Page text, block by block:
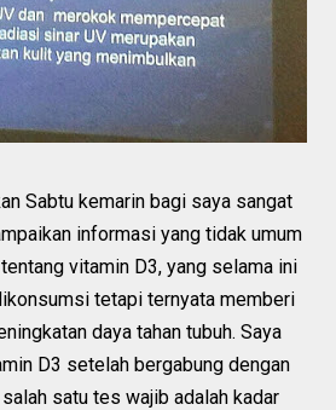
Sabtu kemarin bagi saya sangat
informasi yang tidak umum
vitamin D3, yang selama ini
tetapi ternyata memberi
daya tahan tubuh. Saya
D3 setelah bergabung dengan
satu tes wajib adalah kadar